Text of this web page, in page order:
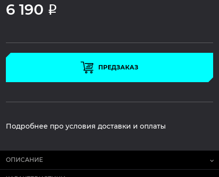
6 190 Р
ПРЕДЗАКАЗ
Подробнее про условия доставки и оплаты
ОПИСАНИЕ